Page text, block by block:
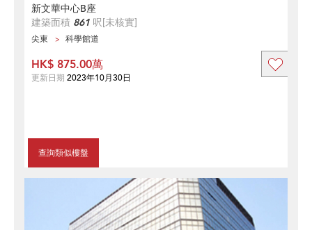
新文華中心B座
建築面積 861 呎[未核實]
尖東 科學館道
查詢類似樓盤
HK$ 875.00萬
更新日期 2023年10月30日